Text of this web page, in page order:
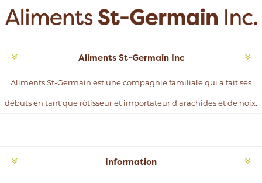
Aliments St-Germain Inc
Aliments St-Germain est une compagnie familiale qui a fait ses
débuts en tant que rôtisseur et importateur d'arachides et de noix.
Information